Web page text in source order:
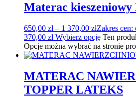
Materac kieszeniowy
650,00 zł – 1 370,00 złZakres cen:
370,00 zł Wybierz opcję Ten
Opcje można wybrać na stronie
MATERAC
TOPPER LATEKS